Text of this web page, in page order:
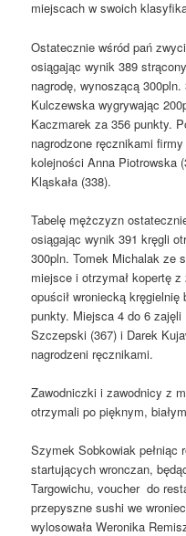
miejscach w swoich
Ostatecznie wśród pań
osiągając wynik 389
nagrodę, wynoszącą
Kulczewska wygrywając
Kaczmarek za 356 punkty.
nagrodzone ręcznikami
kolejności Anna Piotrowska
Kląskała (338).
Tabelę mężczyzn
osiągając wynik 391 kręgli
300pln. Tomek Michalak ze
miejsce i otrzymał kopertę
opuścił wroniecką
punkty. Miejsca 4 do 6
Szczepski (367) i Darek
nagrodzeni ręcznikami.
Zawodniczki i zawodnicy z
otrzymali po pięknym,
Szymek Sobkowiak pełniąc
startujących wronczan,
Targowichu, voucher do
przepyszne sushi we
wylosowała Weronika